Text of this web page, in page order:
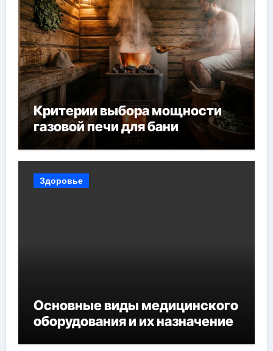
Критерии выбора мощности
газовой печи для бани
Здоровье
Основные виды медицинского
оборудования и их назначение